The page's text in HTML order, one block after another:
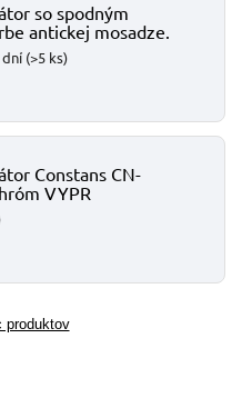
so spodným
antickej mosadze.
dní (>5 ks)
Constans CN-
VYPR
produktov